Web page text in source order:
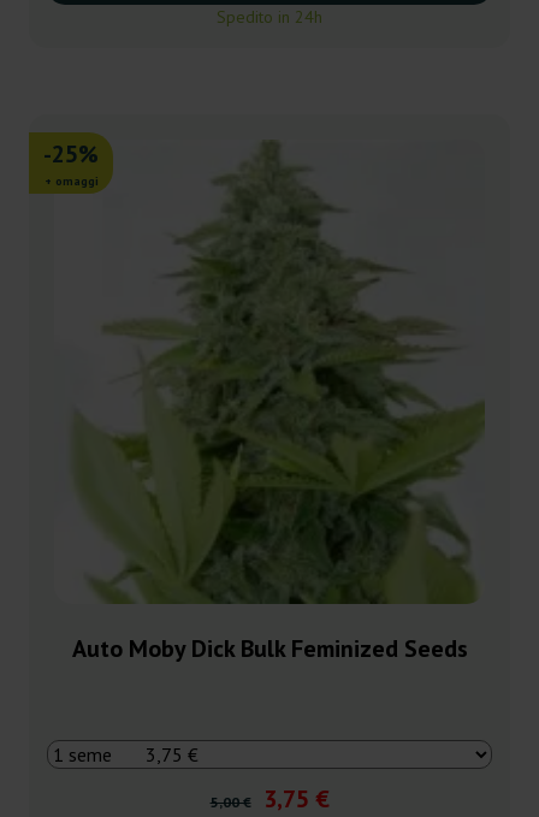
Spedito in 24h
-25%
+ omaggi
Auto Moby Dick Bulk Feminized Seeds
5,00 € 3,75 €